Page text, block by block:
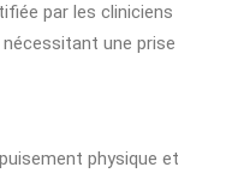
par les cliniciens
une prise
physique et